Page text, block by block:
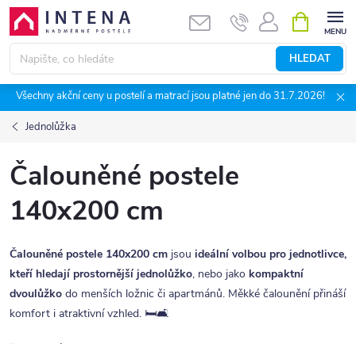
Přejít
obsah
HLEDAT
NÁKUPNÍ
KOŠÍK
Všechny akční ceny u postelí a matrací jsou platné jen do 31.7.2026!
Jednolůžka
Čalouněné postele
140x200 cm
Čalouněné postele 140x200 cm jsou ideální volbou pro jednotlivce,
kteří hledají prostornější jednolůžko, nebo jako kompaktní
dvoulůžko do menších ložnic či apartmánů. Měkké čalounění přináší
komfort i atraktivní vzhled. 🛏️🛋️